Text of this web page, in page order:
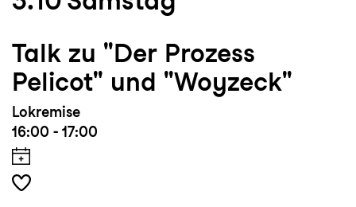
Talk zu "Der Prozess
Pelicot" und "Woyzeck"
Lokremise
16:00 - 17:00